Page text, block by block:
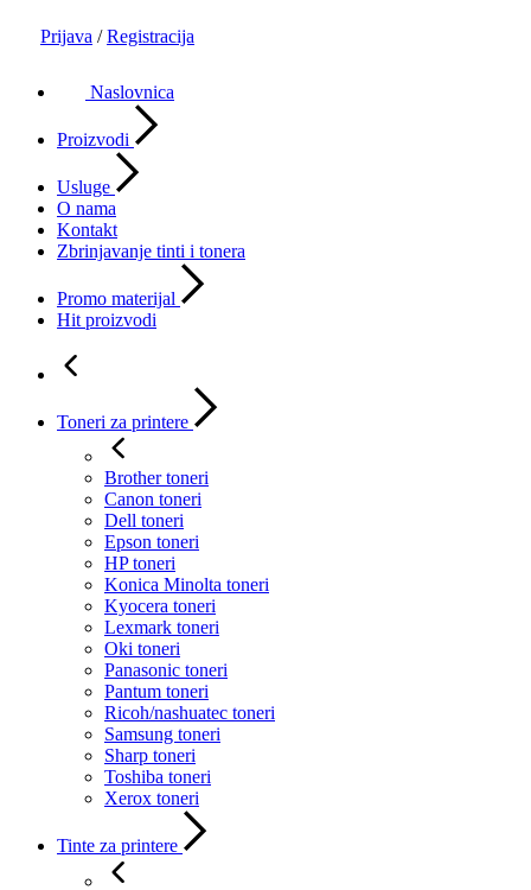
Prijava / Registracija
Naslovnica
Proizvodi
Usluge
O nama
Kontakt
Zbrinjavanje tinti i tonera
Promo materijal
Hit proizvodi
Toneri za printere
Brother toneri
Canon toneri
Dell toneri
Epson toneri
HP toneri
Konica Minolta toneri
Kyocera toneri
Lexmark toneri
Oki toneri
Panasonic toneri
Pantum toneri
Ricoh/nashuatec toneri
Samsung toneri
Sharp toneri
Toshiba toneri
Xerox toneri
Tinte za printere